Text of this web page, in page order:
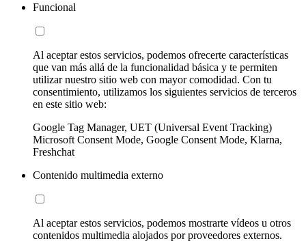
Funcional
Al aceptar estos servicios, podemos ofrecerte características
que van más allá de la funcionalidad básica y te permiten
utilizar nuestro sitio web con mayor comodidad. Con tu
consentimiento, utilizamos los siguientes servicios de terceros
en este sitio web:
Google Tag Manager, UET (Universal Event Tracking)
Microsoft Consent Mode, Google Consent Mode, Klarna,
Freshchat
Contenido multimedia externo
Al aceptar estos servicios, podemos mostrarte vídeos u otros
contenidos multimedia alojados por proveedores externos.